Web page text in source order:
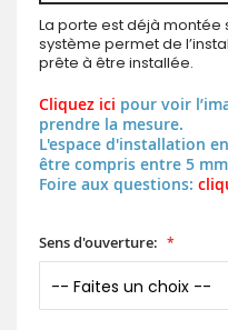
La porte est déjà
système permet de
prête à être installée.
Cliquez ici pour voir
prendre la mesure.
L'espace d'installation
être compris entre 5
Foire aux questions:
Sens d'ouverture: